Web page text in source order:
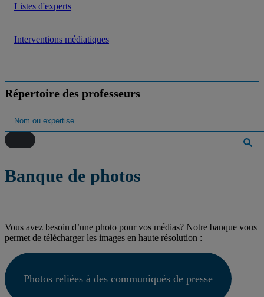
Listes d'experts
Interventions médiatiques
Répertoire des professeurs
Banque de photos
Vous avez besoin d’une photo pour vos médias? Notre banque vous
permet de télécharger les images en haute résolution :
Photos reliées à des communiqués de presse